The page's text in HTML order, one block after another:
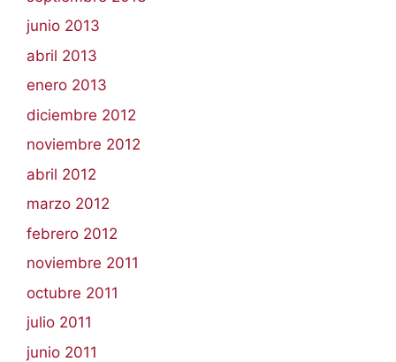
junio 2013
abril 2013
enero 2013
diciembre 2012
noviembre 2012
abril 2012
marzo 2012
febrero 2012
noviembre 2011
octubre 2011
julio 2011
junio 2011